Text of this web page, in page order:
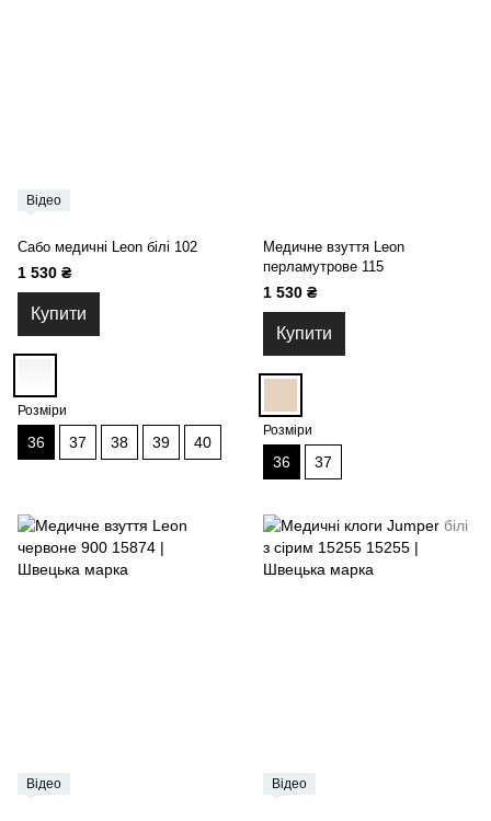
Відео
Сабо медичні Leon білі 102
1 530 ₴
Купити
Розміри
36 37 38 39 40
Медичне взуття Leon
перламутрове 115
1 530 ₴
Купити
Розміри
36 37
Відео Відео